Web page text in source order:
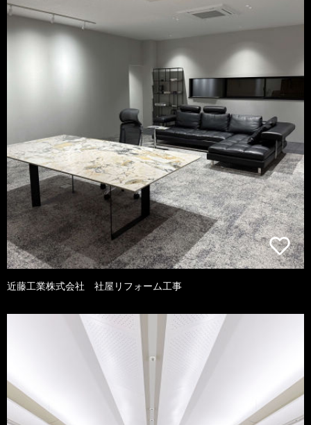
近藤工業株式会社 社屋リフォーム工事